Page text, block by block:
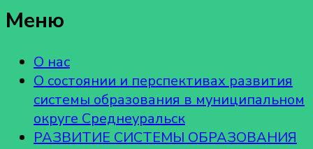
Меню
О нас
О состоянии и перспективах развития
системы образования в муниципальном
округе Среднеуральск
РАЗВИТИЕ СИСТЕМЫ ОБРАЗОВАНИЯ